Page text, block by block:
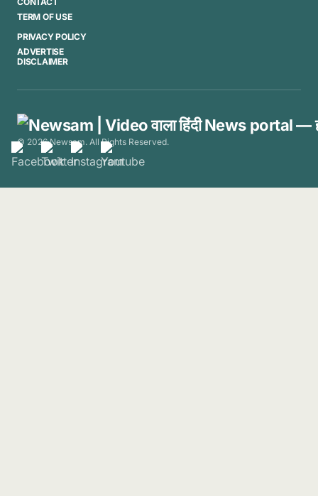
TERM OF USE
PRIVACY POLICY
ADVERTISE
DISCLAIMER
© 2026 Newsam. All Rights Reserved.